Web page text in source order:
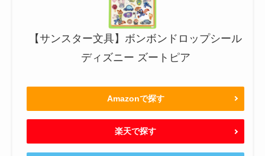
【サンスター文具】ボンボンドロップシール
ディズニー ズートピア
Amazonで探す
楽天で探す